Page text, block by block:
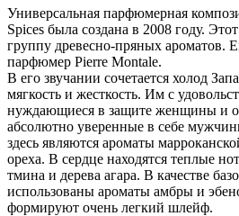
Универсальная парфюмерная
Spices была создана в 2008 году.
группу древесно-пряных ароматов.
парфюмер Pierre Montale.
В его звучании сочетается холод
мягкость и жесткость. Им с
нуждающиеся в защите женщины и
абсолютно уверенные в себе
здесь являются ароматы
ореха. В сердце находятся теплые
тмина и дерева агара. В качестве
использованы ароматы амбры и
формируют очень легкий шлейф.